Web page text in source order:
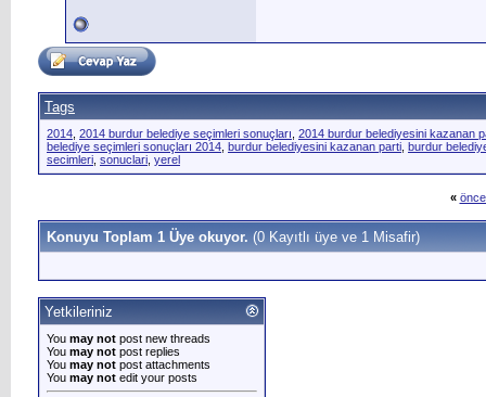
Tags
2014 2014 burdur belediye seçimleri sonuçları 2014 burdur belediyesini kazanan
belediye seçimleri sonuçları 2014 burdur belediyesini kazanan parti burdur
secimleri sonuclari yerel
«
Konuyu Toplam 1 Üye okuyor. (0 Kayıtlı üye ve 1 Misafir)
Yetkileriniz
You may not post new threads
You may not post replies
You may not post attachments
You may not edit your posts